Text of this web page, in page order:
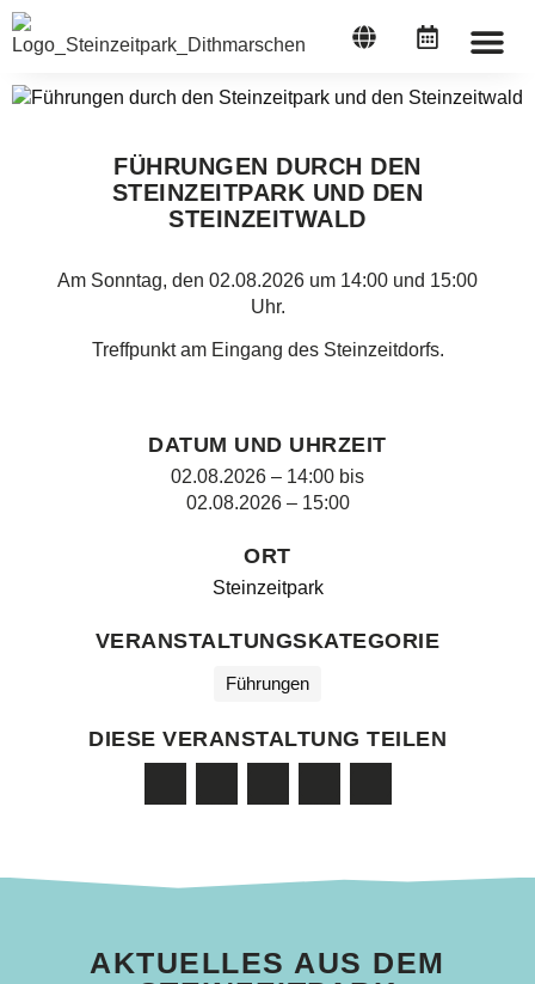
FÜHRUNGEN DURCH DEN
STEINZEITPARK UND DEN
STEINZEITWALD
Am Sonntag, den 02.08.2026 um 14:00 und 15:00
Uhr.
Treffpunkt am Eingang des Steinzeitdorfs.
DATUM UND UHRZEIT
02.08.2026 – 14:00 bis
02.08.2026 – 15:00
ORT
Steinzeitpark
VERANSTALTUNGSKATEGORIE
Führungen
DIESE VERANSTALTUNG TEILEN
AKTUELLES AUS DEM